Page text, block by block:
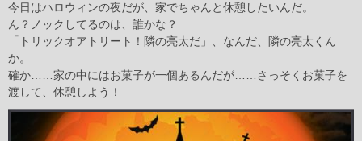
今日はハロウィンの夜だが、家でちゃんと休憩したいんだ。
ん？ノックしてるのは、誰かな？
「トリックオアトリート！隣の亮太だ」、なんだ、隣の亮太くん
か。
確か……家の中にはお菓子が一個あるんだが……さっそくお菓子を
渡して、休憩しよう！